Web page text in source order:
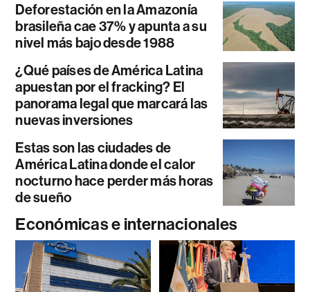
Deforestación en la Amazonía
brasileña cae 37% y apunta a su
nivel más bajo desde 1988
¿Qué países de América Latina
apuestan por el fracking? El
panorama legal que marcará las
nuevas inversiones
Estas son las ciudades de
América Latina donde el calor
nocturno hace perder más horas
de sueño
Económicas e internacionales